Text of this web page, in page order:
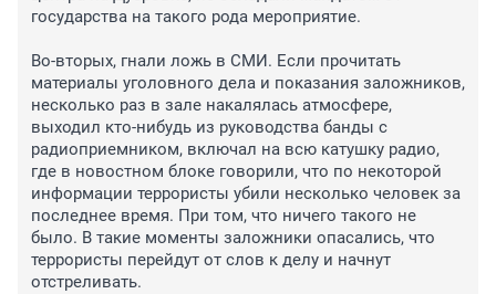
государства на такого рода мероприятие.
Во-вторых, гнали ложь в СМИ. Если прочитать
материалы уголовного дела и показания заложников,
несколько раз в зале накалялась атмосфере,
выходил кто-нибудь из руководства банды с
радиоприемником, включал на всю катушку радио,
где в новостном блоке говорили, что по некоторой
информации террористы убили несколько человек за
последнее время. При том, что ничего такого не
было. В такие моменты заложники опасались, что
террористы перейдут от слов к делу и начнут
отстреливать.